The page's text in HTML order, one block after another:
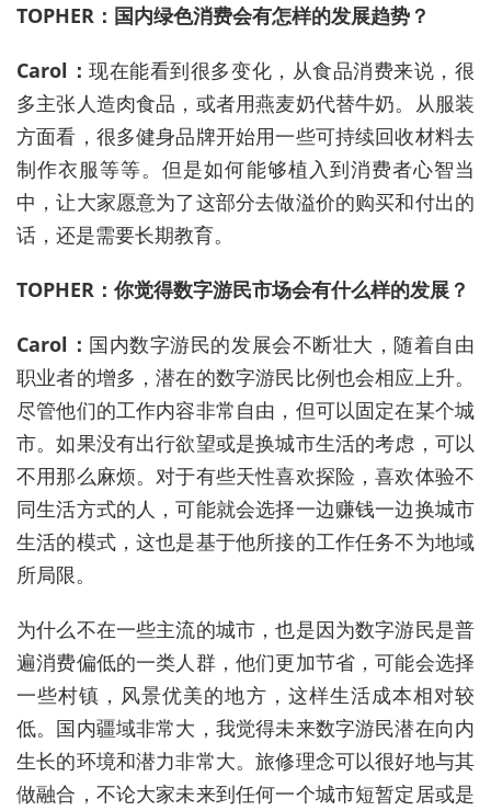
TOPHER：国内绿色消费会有怎样的发展趋势？
Carol：现在能看到很多变化，从食品消费来说，很
多主张人造肉食品，或者用燕麦奶代替牛奶。从服装
方面看，很多健身品牌开始用一些可持续回收材料去
制作衣服等等。但是如何能够植入到消费者心智当
中，让大家愿意为了这部分去做溢价的购买和付出的
话，还是需要长期教育。
TOPHER：你觉得数字游民市场会有什么样的发展？
Carol： 国内数字游民的发展会不断壮大，随着自由
职业者的增多，潜在的数字游民比例也会相应上升。
尽管他们的工作内容非常自由，但可以固定在某个城
市。如果没有出行欲望或是换城市生活的考虑，可以
不用那么麻烦。对于有些天性喜欢探险，喜欢体验不
同生活方式的人，可能就会选择一边赚钱一边换城市
生活的模式，这也是基于他所接的工作任务不为地域
所局限。
为什么不在一些主流的城市，也是因为数字游民是普
遍消费偏低的一类人群，他们更加节省，可能会选择
一些村镇，风景优美的地方，这样生活成本相对较
低。国内疆域非常大，我觉得未来数字游民潜在向内
生长的环境和潜力非常大。旅修理念可以很好地与其
做融合，不论大家未来到任何一个城市短暂定居或是